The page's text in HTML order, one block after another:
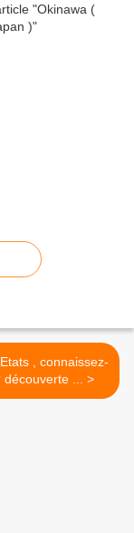
, connaissez-
vous ? découverte ... >